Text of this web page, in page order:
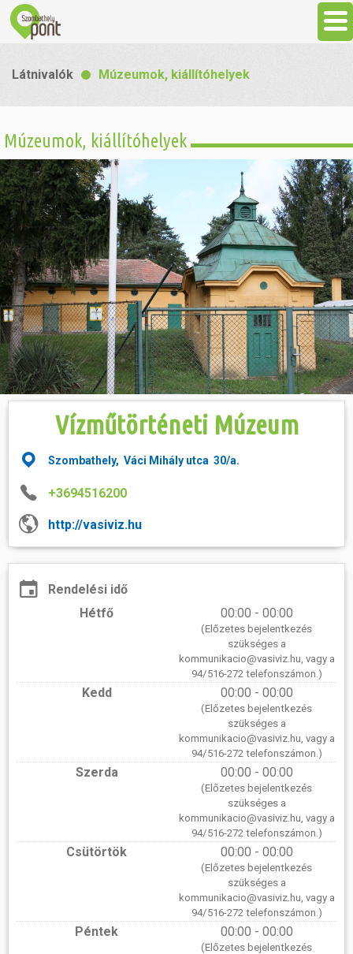
Látnivalók
Gasztronómia
Szállás
Sport
Szabadidő
Hasznos
Látnivalók Múzeumok, kiállítóhelyek
Múzeumok, kiállítóhelyek
Vízműtörténeti Múzeum
Szombathely, Váci Mihály utca 30/a.
+3694516200
http://vasiviz.hu
Rendelési idő
Hétfő
00:00 - 00:00
(Előzetes bejelentkezés
szükséges a
kommunikacio@vasiviz.hu, vagy a
94/516-272 telefonszámon.)
Kedd 00:00 - 00:00
(Előzetes bejelentkezés
szükséges a
kommunikacio@vasiviz.hu, vagy a
94/516-272 telefonszámon.)
Szerda 00:00 - 00:00
(Előzetes bejelentkezés
szükséges a
kommunikacio@vasiviz.hu, vagy a
94/516-272 telefonszámon.)
Csütörtök 00:00 - 00:00
(Előzetes bejelentkezés
szükséges a
kommunikacio@vasiviz.hu, vagy a
94/516-272 telefonszámon.)
Péntek 00:00 - 00:00
(Előzetes bejelentkezés